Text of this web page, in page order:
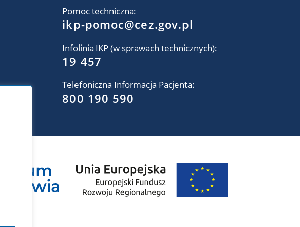
Pomoc techniczna:
ikp-pomoc@cez.gov.pl
Infolinia IKP (w sprawach technicznych):
19 457
Telefoniczna Informacja Pacjenta:
800 190 590